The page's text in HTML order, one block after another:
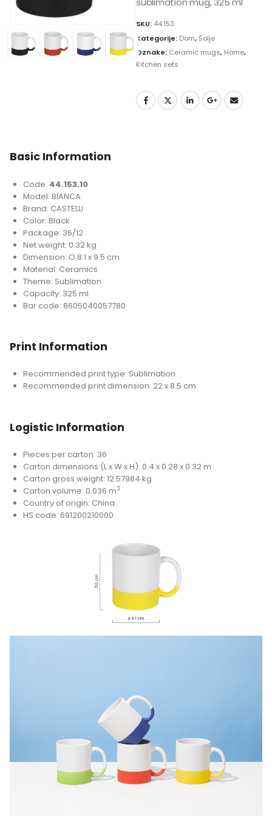
SKU: 44.153
Kategorije: Dom,Šolje
Oznake: Ceramic mugs, Home,
Kitchen sets
Basic Information
Code: 44.153.10
Model: BIANCA
Brand: CASTELLI
Color: Black
Package: 36/12
Net weight: 0.32 kg
Dimension: O 8.1 x 9.5 cm
Material: Ceramics
Theme: Sublimation
Capacity: 325 ml
Bar code: 8605040057780
Print Information
Recommended print type: Sublimation
Recommended print dimension: 22 x 8.5 cm
Logistic Information
Pieces per carton: 36
Carton dimensions (L x W x H): 0.4 x 0.28 x 0.32 m
Carton gross weight: 12.57984 kg
Carton volume: 0.036 m3
Country of origin: China
HS code: 691200210000